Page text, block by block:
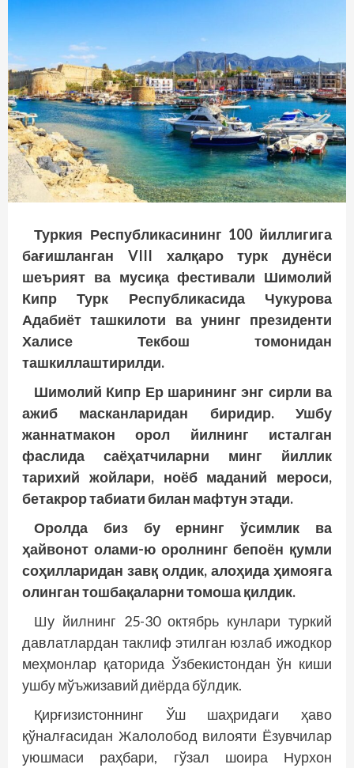
Туркия Республикасининг 100 йиллигига
бағишланган VIII
халқаро турк дунёси
шеърият ва мусиқа фестивали Шимолий
Кипр Турк Республикасида Чукурова
Адабиёт ташкилоти ва унинг президенти
Халисе Текбош томонидан
ташкиллаштирилди.
Шимолий Кипр Ер шарининг энг сирли ва
ажиб масканларидан биридир. Ушбу
жаннатмакон орол йилнинг исталган
фаслида саёҳатчиларни минг йиллик
тарихий жойлари, ноёб маданий мероси,
бетакрор табиати билан мафтун этади.
Оролда биз бу ернинг ўсимлик ва
ҳайвонот олами-ю оролнинг бепоён қумли
соҳилларидан завқ олдик, алоҳида ҳимояга
олинган тошбақаларни томоша қилдик.
Шу йилнинг 25-30 октябрь кунлари туркий
давлатлардан таклиф этилган юзлаб ижодкор
меҳмонлар қаторида Ўзбекистондан ўн киши
ушбу мўъжизавий диёрда бўлдик.
Қирғизистоннинг Ўш шаҳридаги ҳаво
қўналғасидан Жалолобод вилояти Ёзувчилар
уюшмаси раҳбари, гўзал шоира Нурхон